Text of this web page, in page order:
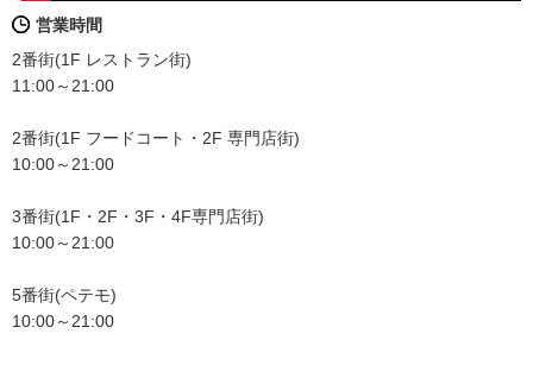
営業時間
2番街(1F レストラン街)
11:00～21:00
2番街(1F フードコート・2F 専門店街)
10:00～21:00
3番街(1F・2F・3F・4F専門店街)
10:00～21:00
5番街(ペテモ)
10:00～21:00